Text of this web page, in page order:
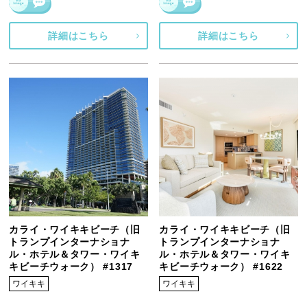
詳細はこちら 詳細はこちら
カライ・ワイキキビーチ（旧
トランプインターナショナ
ル・ホテル＆タワー・ワイキ
キビーチウォーク） #1317
ワイキキ
カライ・ワイキキビーチ（旧
トランプインターナショナ
ル・ホテル＆タワー・ワイキ
キビーチウォーク） #1622
ワイキキ